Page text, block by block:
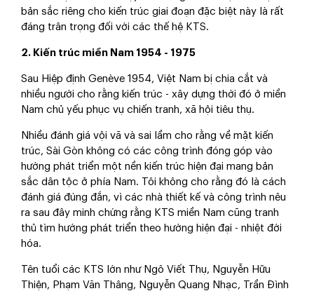
bản sắc riêng cho kiến trúc giai đoạn đặc biệt này là rất
đáng trân trọng đối với các thế hệ KTS.
2. Kiến trúc miền Nam 1954 - 1975
Sau Hiệp định Genève 1954, Việt Nam bị chia cắt và
nhiều người cho rằng kiến trúc - xây dựng thời đó ở miền
Nam chủ yếu phục vụ chiến tranh, xã hội tiêu thụ.
Nhiều đánh giá vội vã và sai lầm cho rằng về mặt kiến
trúc, Sài Gòn không có các công trình đóng góp vào
hướng phát triển một nền kiến trúc hiện đại mang bản
sắc dân tộc ở phía Nam. Tôi không cho rằng đó là cách
đánh giá đúng đắn, vì các nhà thiết kế và công trình nêu
ra sau đây minh chứng rằng KTS miền Nam cũng tranh
thủ tìm hướng phát triển theo hướng hiện đại - nhiệt đới
hóa.
Tên tuổi các KTS lớn như Ngô Viết Thụ, Nguyễn Hữu
Thiện, Phạm Văn Thâng, Nguyễn Quang Nhạc, Trần Đình